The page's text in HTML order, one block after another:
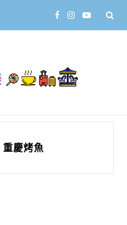
重慶烤魚